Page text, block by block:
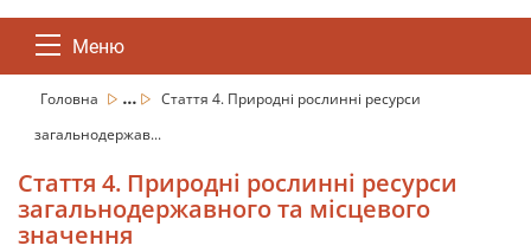
Меню
Головна ...
Стаття 4. Природні рослинні ресурси
загальнодержав...
Стаття 4. Природні рослинні ресурси
загальнодержавного та місцевого
значення